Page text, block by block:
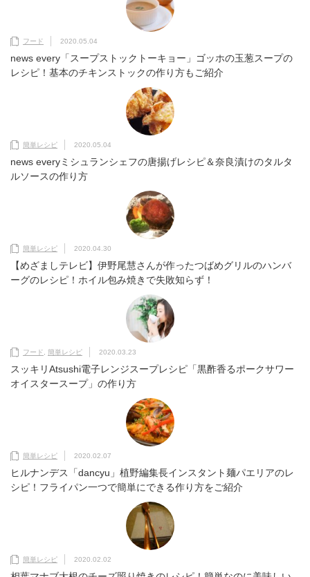
フード 2020.05.04
news every「スープストックトーキョー」ゴッホの玉葱スープの
レシピ！基本のチキンストックの作り方もご紹介
簡単レシピ 2020.05.04
news everyミシュランシェフの唐揚げレシピ＆奈良漬けのタルタ
ルソースの作り方
簡単レシピ 2020.04.30
【めざましテレビ】伊野尾慧さんが作ったつばめグリルのハンバ
ーグのレシピ！ホイル包み焼きで失敗知らず！
フード 簡単レシピ 2020.03.23
スッキリAtsushi電子レンジスープレシピ「黒酢香るポークサワー
オイスタースープ」の作り方
簡単レシピ 2020.02.07
ヒルナンデス「dancyu」植野編集長インスタント麺パエリアのレ
シピ！フライパン一つで簡単にできる作り方をご紹介
簡単レシピ 2020.02.02